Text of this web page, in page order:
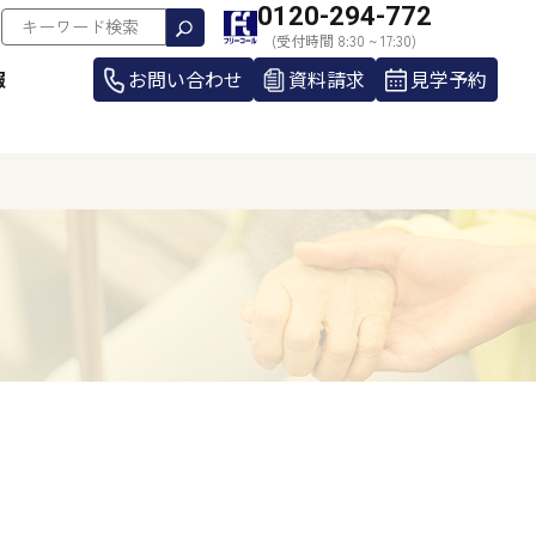
0120-294-772
(受付時間 8:30 ~ 17:30)
お問い合わせ 資料請求 見学予約